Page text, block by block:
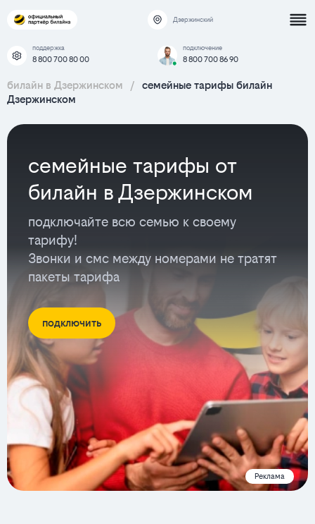
Дзержинский
поддержка
8 800 700 80 00
подключение
8 800 700 86 90
билайн в Дзержинском /
семейные тарифы билайн
Дзержинском
семейные тарифы от
билайн в Дзержинском
подключайте всю семью к своему
тарифу!
Звонки и смс между номерами не тратят
пакеты тарифа
подключить
Реклама